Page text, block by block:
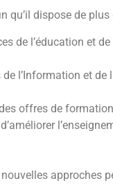
qu’il dispose de
de l’éducation et
l’Information et
offres de
approches